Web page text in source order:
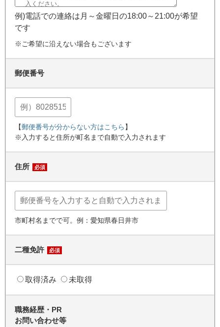
例)電話での連絡は月～金曜日の18:00～21:00が希望
です
※ご希望に沿えない場合もございます
郵便番号
【郵便番号が分からない方はこちら 】
※入力すると住所が町名まで自動で入力されます
住所 必須
市町村名までで可。例：愛知県春日井市
二種免許 必須
取得済み 未取得
職務経歴・PR
お問い合わせ等